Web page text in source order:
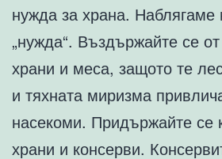
нужда за храна. Наблягаме
„нужда“. Въздържайте се
храни и меса, защото те
и тяхната миризма
насекоми. Придържайте се
храни и консерви.